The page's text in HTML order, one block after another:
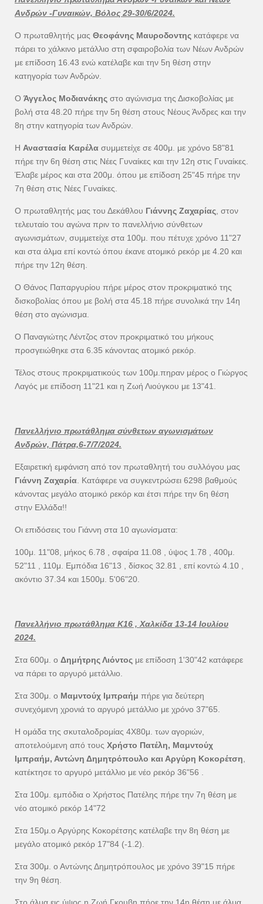
Ανδρών -Γυναικών, Βόλος 29-30/6/2024.
Ο πρωταθλητής μας Θεοφάνης Μαυροδοντης κατάφερε να
πάρει το χάλκινο μετάλλιο στη σφαιροβολία των Νέων Ανδρών
με επίδοση 16.43 ενώ κατέλαβε και την 5η θέση στην
κατηγορία των Ανδρών.
Ο Άγγελος Μοδιανάκης στο αγώνισμα της Δισκοβολίας με
βολή στα 48.20 πήρε την 5η θέση στους Νέους Άνδρες και την
8η στην κατηγορία των Ανδρών.
Η Αναστασία Καρέλα συμμετείχε σε 400μ. με χρόνο 58"81
πήρε την 6η θέση στις Νέες Γυναίκες και την 12η στις Γυναίκες.
Έλαβε μέρος και στα 200μ. όπου με επίδοση 25"45 πήρε την
7η θέση στις Νέες Γυναίκες.
Ο πρωταθλητής μας του Δεκάθλου Γιάννης Ζαχαρίας , στον
τελευταίο του αγώνα πριν το πανελλήνιο σύνθετων
αγωνισμάτων, συμμετείχε στα 100μ. που πέτυχε χρόνο 11"27
και στα άλμα επί κοντώ όπου έκανε ατομικό ρεκόρ με 4.20 και
πήρε την 12η θέση.
Ο Θάνος Παπαργυρίου πήρε μέρος στον προκριματικό της
δισκοβολίας όπου με βολή στα 45.18 πήρε συνολικά την 14η
θέση στο αγώνισμα.
Ο Παναγιώτης Λέντζος στον προκριματικό του μήκους
προσγειώθηκε στα 6.35 κάνοντας ατομικό ρεκόρ.
Τέλος στους προκριματικούς των 100μ.πηραν μέρος ο Γιώργος
Λαγός με επίδοση 11"21 και η Ζωή Λιούγκου με 13"41.
Πανελλήνιο πρωτάθλημα σύνθετων αγωνισμάτων
Ανδρών, Πάτρα,6-7/7/2024.
Εξαιρετική εμφάνιση από τον πρωταθλητή του συλλόγου μας
Γιάννη Ζαχαρία . Κατάφερε να συγκεντρώσει 6298 βαθμούς
κάνοντας μεγάλο ατομικό ρεκόρ και έτσι πήρε την 6η θέση
στην Ελλάδα!!
Οι επιδόσεις του Γιάννη στα 10 αγωνίσματα:
100μ. 11"08, μήκος 6.78 , σφαίρα 11.08 , ύψος 1.78 , 400μ.
52"11 , 110μ. Εμπόδια 16"13 , δίσκος 32.81 , επί κοντώ 4.10 ,
ακόντιο 37.34 και 1500μ. 5'06"20.
Πανελλήνιο πρωτάθλημα Κ16 , Χαλκίδα 13-14 Ιουλίου
2024.
Στα 600μ. ο Δημήτρης Λιόντος με επίδοση 1'30"42 κατάφερε
να πάρει το αργυρό μετάλλιο.
Στα 300μ. ο Μαμντούχ Ιμπραήμ πήρε για δεύτερη
συνεχόμενη χρονιά το αργυρό μετάλλιο με χρόνο 37"65.
Η ομάδα της σκυταλοδρομίας 4Χ80μ. των αγοριών,
αποτελούμενη από τους Χρήστο Πατέλη, Μαμντούχ
Ιμπραήμ, Αντώνη Δημητρόπουλο και Αργύρη Κοκορέτση
κατέκτησε το αργυρό μετάλλιο με νέο ρεκόρ 36"56 .
Στα 100μ. εμπόδια ο Χρήστος Πατέλης πήρε την 7η θέση με
νέο ατομικό ρεκόρ 14"72
Στα 150μ.ο Αργύρης Κοκορέτσης κατέλαβε την 8η θέση με
μεγάλο ατομικό ρεκόρ 17"84 (-1.2).
Στα 300μ. ο Αντώνης Δημητρόπουλος με χρόνο 39"15 πήρε
την 9η θέση.